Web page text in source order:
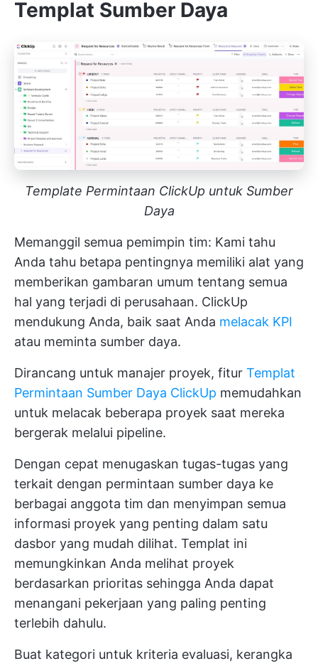
Templat Sumber Daya
Template Permintaan ClickUp untuk Sumber
Daya
Memanggil semua pemimpin tim: Kami tahu
Anda tahu betapa pentingnya memiliki alat yang
memberikan gambaran umum tentang semua
hal yang terjadi di perusahaan. ClickUp
mendukung Anda, baik saat Anda melacak KPI
atau meminta sumber daya.
Dirancang untuk manajer proyek, fitur Templat
Permintaan Sumber Daya ClickUp memudahkan
untuk melacak beberapa proyek saat mereka
bergerak melalui pipeline.
Dengan cepat menugaskan tugas-tugas yang
terkait dengan permintaan sumber daya ke
berbagai anggota tim dan menyimpan semua
informasi proyek yang penting dalam satu
dasbor yang mudah dilihat. Templat ini
memungkinkan Anda melihat proyek
berdasarkan prioritas sehingga Anda dapat
menangani pekerjaan yang paling penting
terlebih dahulu.
Buat kategori untuk kriteria evaluasi, kerangka